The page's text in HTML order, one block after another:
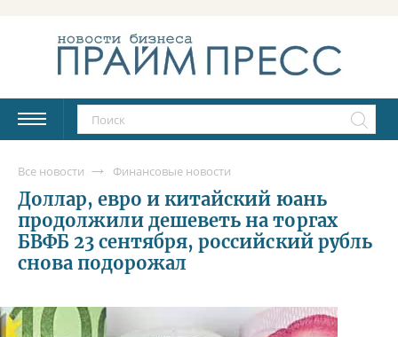
Все новости Финансовые новости
Доллар, евро и китайский юань
продолжили дешеветь на торгах
БВФБ 23 сентября, российский рубль
снова подорожал